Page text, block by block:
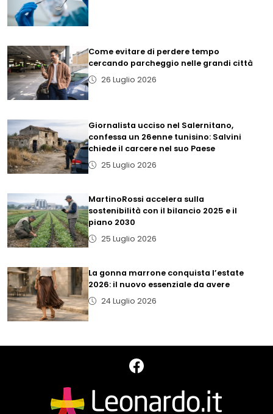
Come evitare di perdere tempo
cercando parcheggio nelle grandi città
26 Luglio 2026
Giornalista ucciso nel Salernitano,
confessa un 26enne tunisino: Salvini
chiede il carcere nel suo Paese
25 Luglio 2026
MartinoRossi accelera sulla
sostenibilità con il bilancio 2025 e il
piano 2030
25 Luglio 2026
La gonna marrone conquista l’estate
2026: il nuovo essenziale da avere
24 Luglio 2026